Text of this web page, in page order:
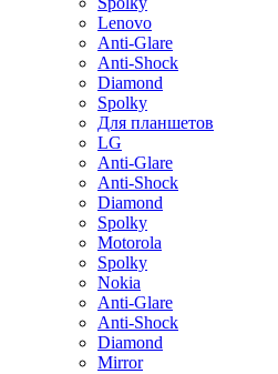
Lenovo
Anti-Glare
Anti-Shock
Diamond
Spolky
Для планшетов
LG
Anti-Glare
Anti-Shock
Diamond
Spolky
Motorola
Spolky
Nokia
Anti-Glare
Anti-Shock
Diamond
Mirror